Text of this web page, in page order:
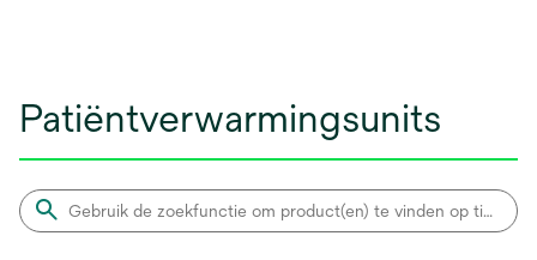
Patiëntverwarmingsunits